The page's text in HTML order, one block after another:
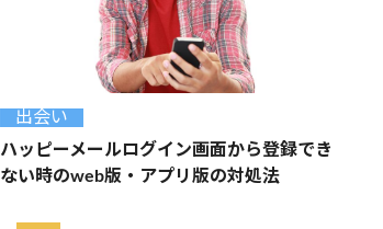
出会い
ハッピーメールログイン画面から登録でき
ない時のweb版・アプリ版の対処法